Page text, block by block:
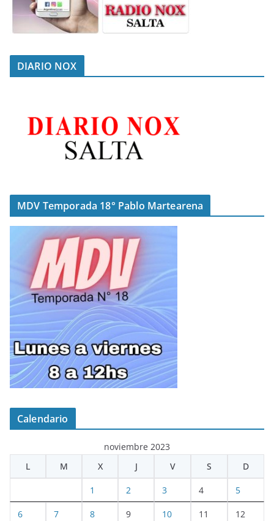
DIARIO NOX
MDV Temporada 18° Pablo Martearena
Calendario
noviembre 2023
L
M X J V S D
1 2 3 4 5
6 7 8 9 10 11 12